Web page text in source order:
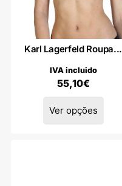
Karl Lagerfeld Roupa...
55,10€
IVA incluido
Ver opções